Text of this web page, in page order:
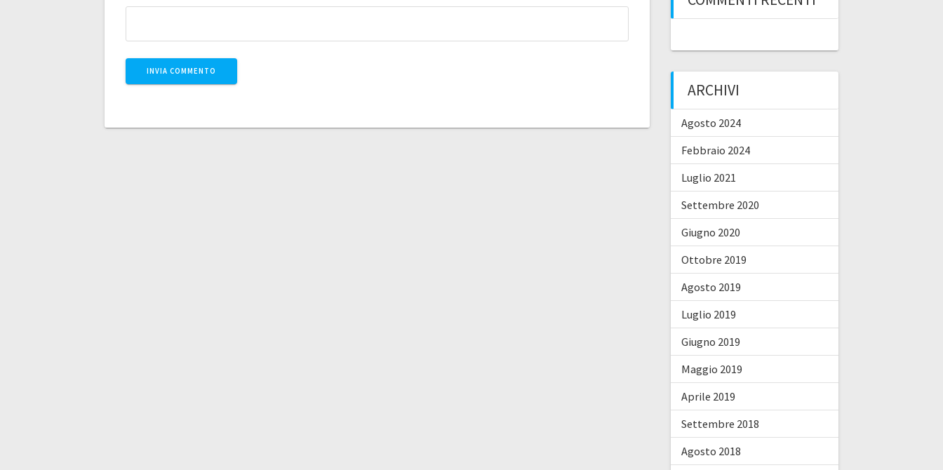
ARCHIVI
Agosto 2024
Febbraio 2024
Luglio 2021
Settembre 2020
Giugno 2020
Ottobre 2019
Agosto 2019
Luglio 2019
Giugno 2019
Maggio 2019
Aprile 2019
Settembre 2018
Agosto 2018